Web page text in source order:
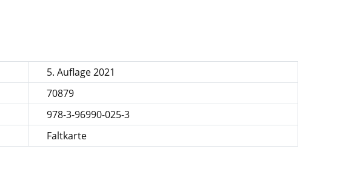
5. Auflage 2021
70879
978-3-96990-025-3
Faltkarte